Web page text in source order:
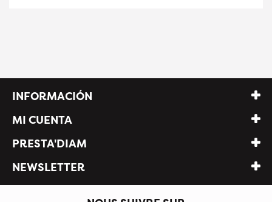
INFORMACIÓN
MI CUENTA
PRESTA'DIAM
NEWSLETTER